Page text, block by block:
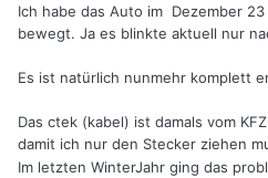
Ich habe das Auto im Dezember
bewegt. Ja es blinkte aktuell nur
Es ist natürlich nunmehr komplett
Das ctek (kabel) ist damals vom
damit ich nur den Stecker ziehen
Im letzten WinterJahr ging das